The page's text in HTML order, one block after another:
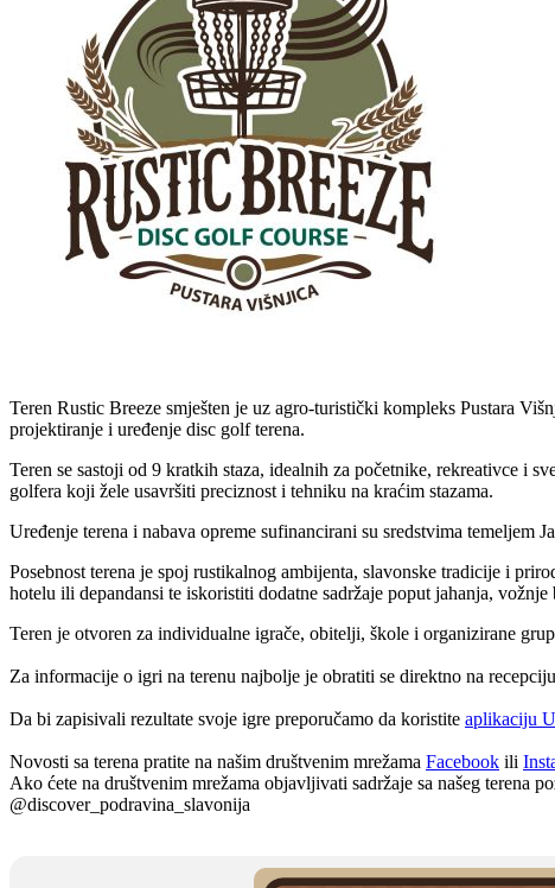
Teren Rustic Breeze smješten je uz agro-turistički kompleks Pustara
projektiranje i uređenje disc golf terena.
Teren se sastoji od 9 kratkih staza, idealnih za početnike, rekreativce i
golfera koji žele usavršiti preciznost i tehniku na kraćim stazama.
Uređenje terena i nabava opreme sufinancirani su sredstvima temeljem
Posebnost terena je spoj rustikalnog ambijenta, slavonske tradicije i
hotelu ili depandansi te iskoristiti dodatne sadržaje poput jahanja,
Teren je otvoren za individualne igrače, obitelji, škole i organizirane
Za informacije o igri na terenu najbolje je obratiti se direktno na
Da bi zapisivali rezultate svoje igre preporučamo da koristite aplikaciju
Novosti sa terena pratite na našim društvenim mrežama Facebook ili
Ako ćete na društvenim mrežama objavljivati sadržaje sa našeg terena
@discover_podravina_slavonija